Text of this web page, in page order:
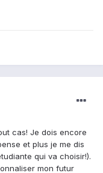
cas! Je dois encore
et plus je me dis
qui va choisir!).
mon futur